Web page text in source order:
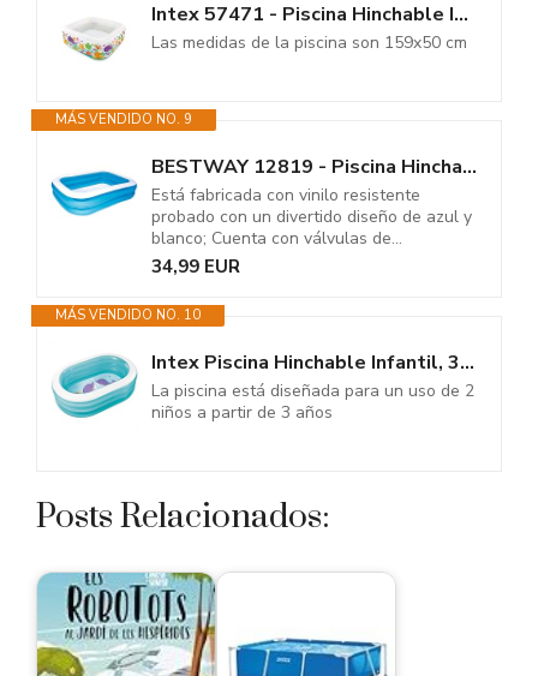
Intex 57471 - Piscina Hinchable Infantil, Acuario, Medidas 159x50 cm, 340...
Las medidas de la piscina son 159x50 cm
MÁS VENDIDO NO. 9
BESTWAY 12819 - Piscina Hinchable Infantil Blue Family 211x132x46 cm
Está fabricada con vinilo resistente
probado con un divertido diseño de azul y
blanco; Cuenta con válvulas de...
34,99 EUR
MÁS VENDIDO NO. 10
Intex Piscina Hinchable Infantil, 3 Anillos Azul Transparente, 163x107x46...
La piscina está diseñada para un uso de 2
niños a partir de 3 años
Posts Relacionados: